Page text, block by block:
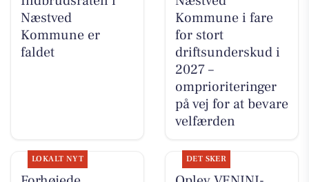
Næstved
Kommune er
faldet
Kommune i fare
for stort
driftsunderskud i
2027 –
omprioriteringer
på vej for at bevare
velfærden
LOKALT NYT DET SKER